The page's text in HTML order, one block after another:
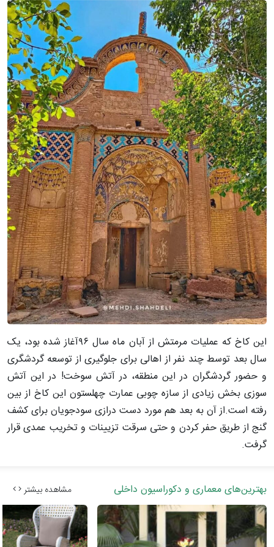
این کاخ که عملیات مرمتش از آبان ماه سال ۹۶آغاز شده بود، یک
سال بعد توسط چند نفر از اهالی برای جلوگیری از توسعه گردشگری
و حضور گردشگران در این منطقه، در آتش سوخت! در این آتش
سوزی بخش زیادی از سازه چوبی عمارت چهلستون این کاخ از بین
رفته است.از آن به بعد هم مورد دست درازی سودجویان برای کشف
گنج از طریق حفر کردن و حتی سرقت تزیینات و تخریب عمدی قرار
گرفت.
بهترین‌های معماری و دکوراسیون داخلی مشاهده بیشتر